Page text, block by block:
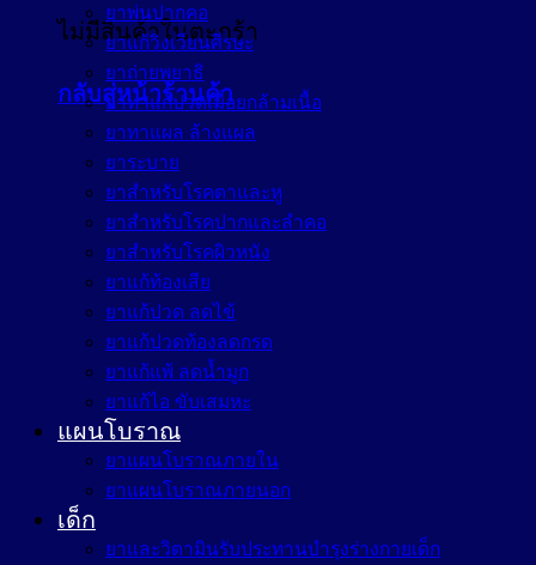
ไม่มีสินค้าในตะกร้า
กลับสู่หน้าร้านค้า
ยาพ่นปากคอ
ยาแก้วิงเวียนศีรษะ
ยาถ่ายพยาธิ
ยาทาแก้ปวดเมื่อยกล้ามเนื้อ
ยาทาแผล ล้างแผล
ยาระบาย
ยาสำหรับโรคตาและหู
ยาสำหรับโรคปากและลำคอ
ยาสำหรับโรคผิวหนัง
ยาแก้ท้องเสีย
ยาแก้ปวด ลดไข้
ยาแก้ปวดท้องลดกรด
ยาแก้แพ้ ลดน้ำมูก
ยาแก้ไอ ขับเสมหะ
แผนโบราณ
ยาแผนโบราณภายใน
ยาแผนโบราณภายนอก
เด็ก
ยาและวิตามินรับประทานบำรุงร่างกายเด็ก